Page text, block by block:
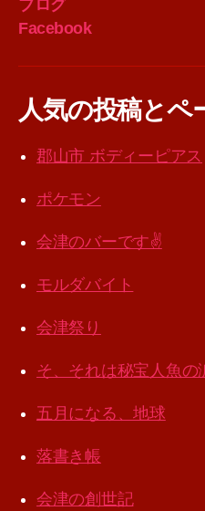
ブログ
Facebook
人気の投稿とペ
郡山市 ボディーピアス
ポケモン
会津のバーです✌️
モルダバイト
会津祭り
そ、それは秘宝人魚の
五月になる、地球
落書き帳
会津の創世記